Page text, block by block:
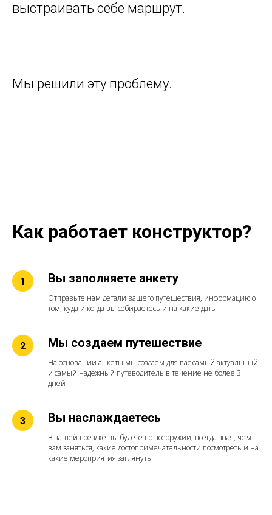
выстраивать себе маршрут.
Мы решили эту проблему.
Как работает конструктор?
Вы заполняете анкету
Отправьте нам детали вашего путешествия, информацию о
том, куда и когда вы собираетесь и на какие даты
Мы создаем путешествие
На основании анкеты мы создаем для вас самый актуальный
и самый надежный путеводитель в течение не более 3
дней
Вы наслаждаетесь
В вашей поездке вы будете во всеоружии, всегда зная, чем
вам заняться, какие достопримечательности посмотреть и на
какие мероприятия заглянуть